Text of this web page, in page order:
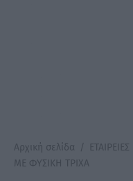
Αρχική σελίδα / ΕΤΑΙΡΕΙΕΣ
ΜΕ ΦΥΣΙΚΗ ΤΡΙΧΑ